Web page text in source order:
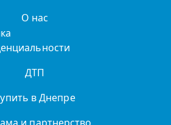
О нас
ДТП
в Днепре